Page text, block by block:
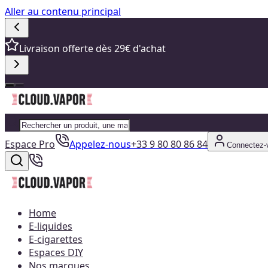
Aller au contenu principal
Livraison offerte dès 29€ d'achat
Espace Pro Appelez-nous+33 9 80 80 86 84 Connectez-
Home
E-liquides
E-cigarettes
Espaces DIY